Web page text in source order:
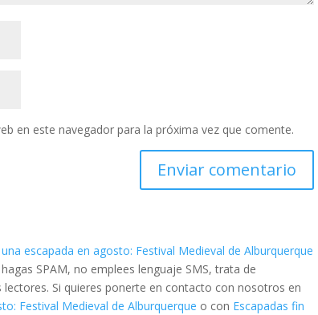
en este navegador para la próxima vez que comente.
escapada en agosto: Festival Medieval de Alburquerque
SPAM, no emplees lenguaje SMS, trata de
Si quieres ponerte en contacto con nosotros en
Festival Medieval de Alburquerque o con Escapadas fin